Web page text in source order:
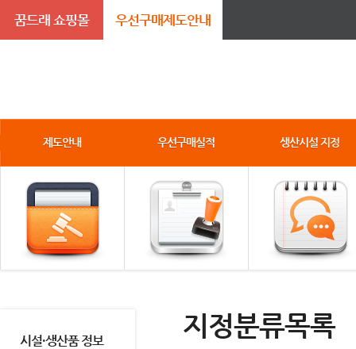
꿈드래 쇼핑몰 우선구매제도안내
제도안내 우선구매실적 생산시설 지정
시설·생산품 정보 지정분류목록